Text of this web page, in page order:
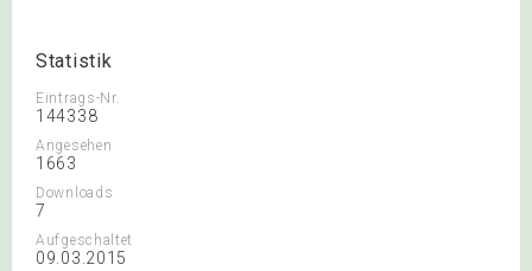
Statistik
Eintrags-Nr.
144338
Angesehen
1663
Downloads
7
Aufgeschaltet
09.03.2015